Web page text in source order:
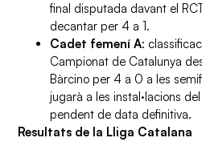
final disputada davant el
decantar per 4 a 1.
Cadet femení A:
Campionat de Catalunya
Bàrcino per 4 a 0 a les
jugarà a les instal·lacions
pendent de data definitiva.
Resultats de la Lliga Catalana